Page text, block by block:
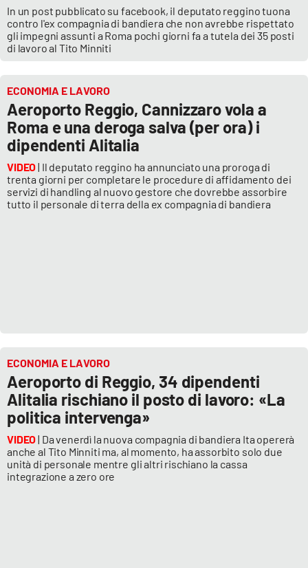
LA
CALABRIAVISIONE
Eventi
Food
Storie
Lacitymag.it
Lacapitalenews.it
Ilreggino.it
Cosenzachannel.it
In un post pubblicato su facebook, il deputato reggino tuona
contro l'ex compagnia di bandiera che non avrebbe rispettato
gli impegni assunti a Roma pochi giorni fa a tutela dei 35 posti
di lavoro al Tito Minniti
ECONOMIA E LAVORO
Aeroporto Reggio, Cannizzaro vola a
Roma e una deroga salva (per ora) i
dipendenti Alitalia
VIDEO| Il deputato reggino ha annunciato una proroga di
trenta giorni per completare le procedure di affidamento dei
servizi di handling al nuovo gestore che dovrebbe assorbire
tutto il personale di terra della ex compagnia di bandiera
ECONOMIA E LAVORO
Aeroporto di Reggio, 34 dipendenti
Alitalia rischiano il posto di lavoro: «La
politica intervenga»
VIDEO| Da venerdì la nuova compagnia di bandiera Ita opererà
anche al Tito Minniti ma, al momento, ha assorbito solo due
unità di personale mentre gli altri rischiano la cassa
integrazione a zero ore